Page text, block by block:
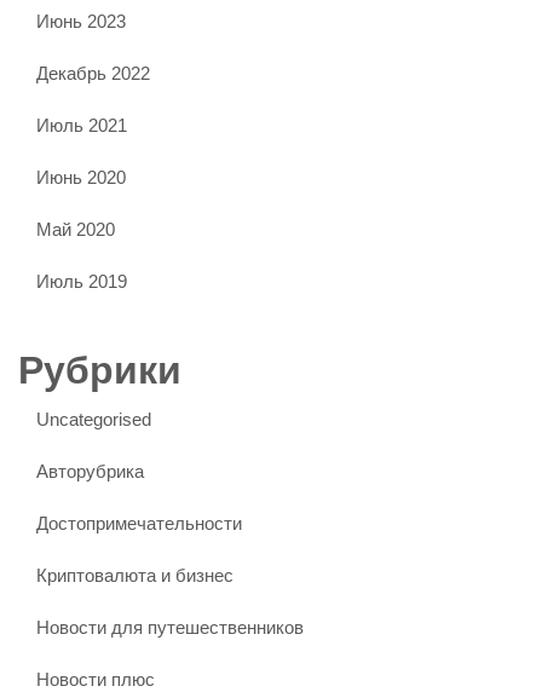
Июнь 2023
Декабрь 2022
Июль 2021
Июнь 2020
Май 2020
Июль 2019
Рубрики
Uncategorised
Авторубрика
Достопримечательности
Криптовалюта и бизнес
Новости для путешественников
Новости плюс